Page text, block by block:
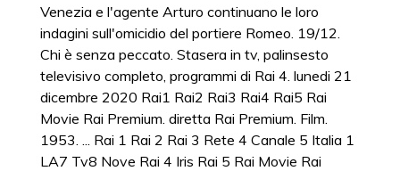
Venezia e l'agente Arturo continuano le loro
indagini sull'omicidio del portiere Romeo. 19/12.
Chi è senza peccato. Stasera in tv, palinsesto
televisivo completo, programmi di Rai 4. lunedi 21
dicembre 2020 Rai1 Rai2 Rai3 Rai4 Rai5 Rai
Movie Rai Premium. diretta Rai Premium. Film.
1953. ... Rai 1 Rai 2 Rai 3 Rete 4 Canale 5 Italia 1
LA7 Tv8 Nove Rai 4 Iris Rai 5 Rai Movie Rai